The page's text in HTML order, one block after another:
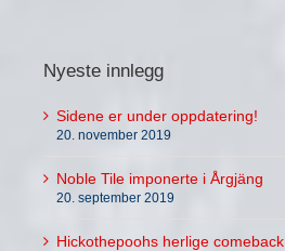
Nyeste innlegg
Sidene er under oppdatering!
20. november 2019
Noble Tile imponerte i Årgjäng
20. september 2019
Hickothepoohs herlige comeback